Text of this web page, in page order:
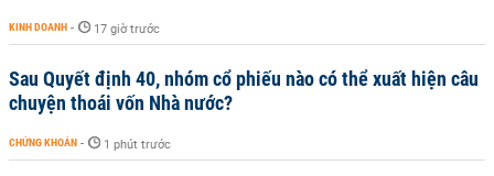
KINH DOANH - 17 giờ trước
Sau Quyết định 40, nhóm cổ phiếu nào có thể xuất hiện câu
chuyện thoái vốn Nhà nước?
CHỨNG KHOÁN - 1 phút trước